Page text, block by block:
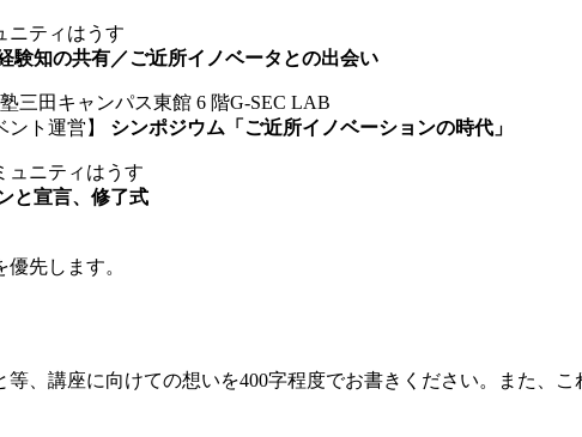
ニティはうす
験知の共有／ご近所イノベータとの出会い
三田キャンパス東館 6 階G-SEC LAB
ント運営】 シンポジウム「ご近所イノベーションの時代」
ュニティはうす
と宣言、修了式
先します。
、講座に向けての想いを400字程度でお書きください。また、